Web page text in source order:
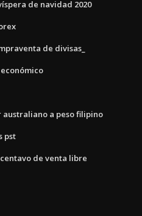
de navidad 2020
de divisas_
a peso filipino
pst
de venta libre